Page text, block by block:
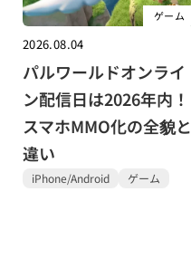
ゲーム
2026.08.04
パルワールドオンライ
ン配信日は2026年内！
スマホMMO化の全貌と
違い
iPhone/Android ゲーム